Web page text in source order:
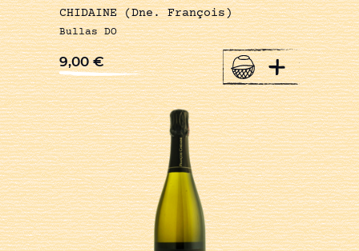
CHIDAINE (Dne. François)
Bullas DO
9,00€ +